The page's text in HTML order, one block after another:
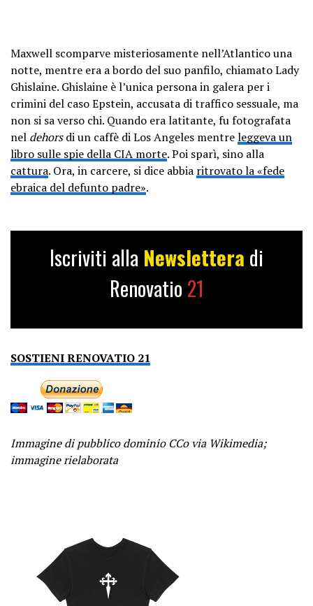
Maxwell scomparve misteriosamente nell’Atlantico una
notte, mentre era a bordo del suo panfilo, chiamato Lady
Ghislaine. Ghislaine è l’unica persona in galera per i
crimini del caso Epstein, accusata di traffico sessuale, ma
non si sa verso chi. Quando era latitante, fu fotografata
nel dehorsdi un caffè di Los Angeles mentreleggeva un
libro sulle spie della CIA morte. Poi sparì, sino alla
cattura. Ora, in carcere, si dice abbia ritrovato la «fede
ebraica del defunto padre».
Iscriviti alla Newslettera di
Renovatio 21
SOSTIENI RENOVATIO 21
Immagine di pubblico dominio CCo via Wikimedia;
immagine rielaborata